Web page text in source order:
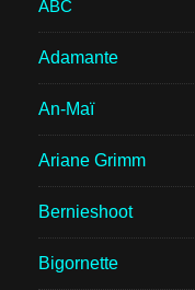
ABC
Adamante
An-Maï
Ariane Grimm
Bernieshoot
Bigornette